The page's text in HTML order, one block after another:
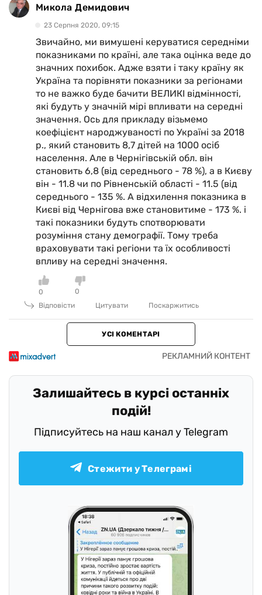
Микола Демидович
23 Серпня 2020, 09:15
Звичайно, ми вимушені керуватися середніми
показниками по країні, але така оцінка веде до
значних похибок. Адже взяти і таку країну як
Україна та порівняти показники за регіонами
то не важко буде бачити ВЕЛИКІ відмінності,
які будуть у значній мірі впливати на середні
значення. Ось для прикладу візьмемо
коефіцієнт народжуваності по Україні за 2018
р., який становить 8,7 дітей на 1000 осіб
населення. Але в Чернігівській обл. він
становить 6,8 (від середнього - 78 %), а в Києву
він - 11.8 чи по Рівненській області - 11.5 (від
середнього - 135 %. А відхилення показника в
Києві від Чернігова вже становитиме - 173 %. і
такі показники будуть спотворювати
розуміння стану демографії. Тому треба
враховувати такі регіони та їх особливості
впливу на середні значення.
0
0
Відповісти
Цитувати Поскаржитись
УСІ КОМЕНТАРІ
Залишайтесь в курсі останніх
подій!
Підписуйтесь на наш канал у Telegram
Стежити у Телеграмі